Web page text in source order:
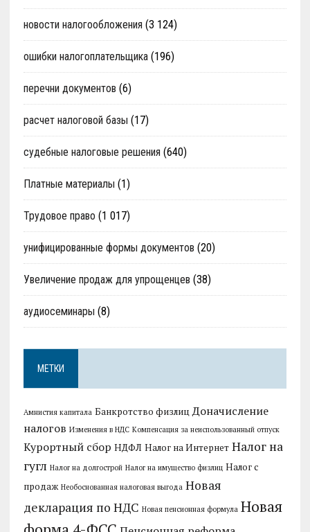
новости налогообложения (3 124)
ошибки налогоплательщика(196)
перечни документов (6)
расчет налоговой базы (17)
судебные налоговые решения (640)
Платные материалы (1)
Трудовое право (1 017)
унифицированные формы документов (20)
Увеличение продаж для упрощенцев (38)
аудиосеминары (8)
МЕТКИ
Амнистия капитала Банкротство физлиц Доначисление
налогов Изменения в НДС Компенсация за неиспользованный отпуск
Курортный сбор НДФЛ Налог на Интернет Налог на
гугл Налог на долгострой Налог на имущество физлиц Налог с
продаж Необоснованная налоговая выгода Новая
декларация по НДС Новая пенсионная формула Новая